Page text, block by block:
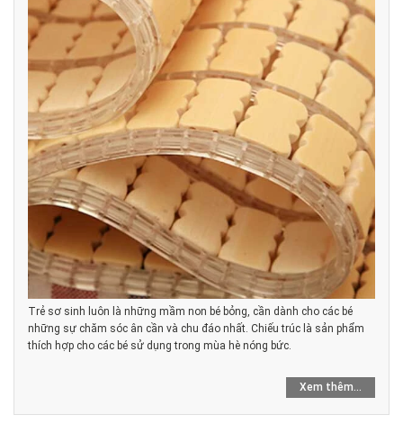
Trẻ sơ sinh luôn là những mầm non bé bỏng, cần dành cho các bé
những sự chăm sóc ân cần và chu đáo nhất. Chiếu trúc là sản phẩm
thích hợp cho các bé sử dụng trong mùa hè nóng bức.
Xem thêm...